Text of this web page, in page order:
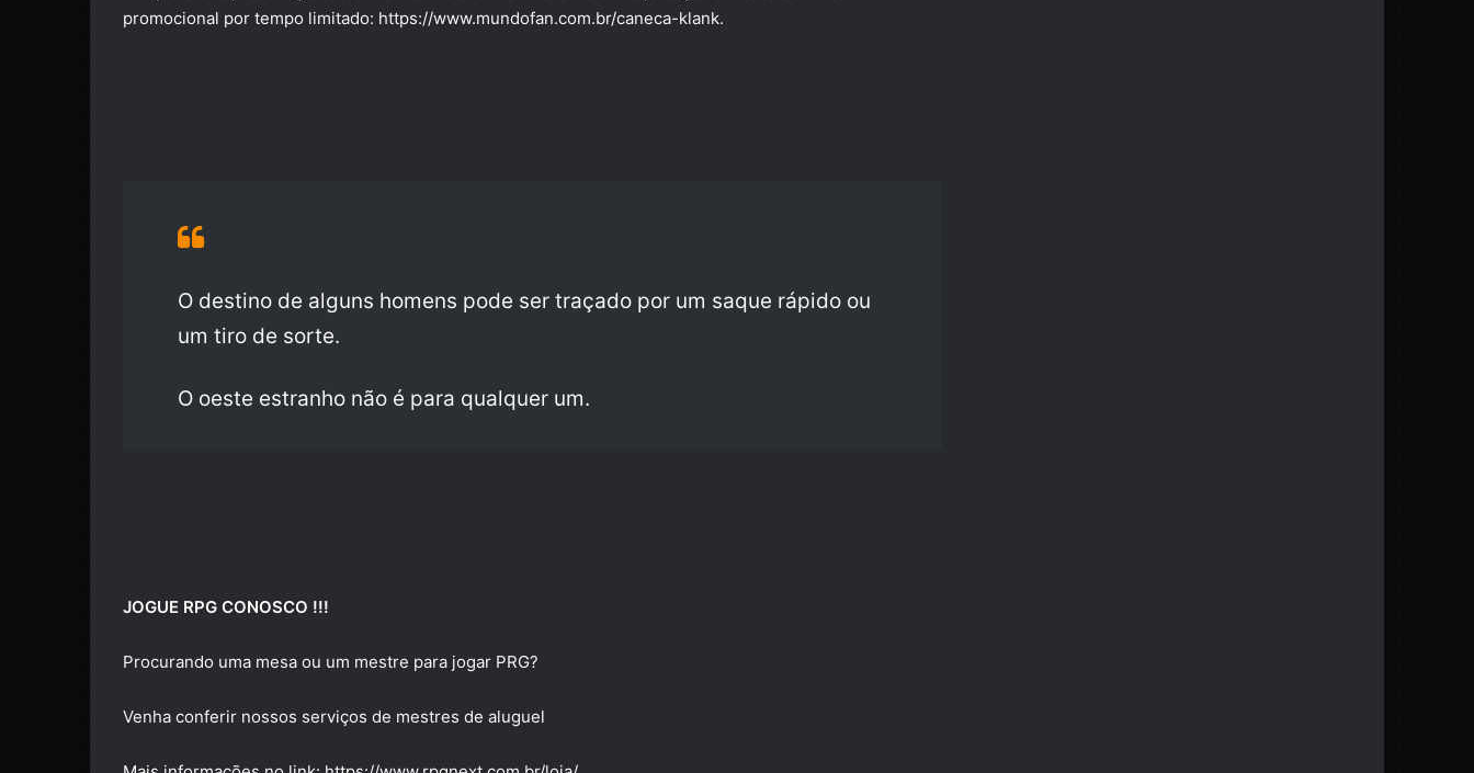
promocional por tempo limitado: https://www.mundofan.com.br/caneca-klank.
O destino de alguns homens pode ser traçado por um saque rápido ou
um tiro de sorte.
O oeste estranho não é para qualquer um.
JOGUE RPG CONOSCO !!!
Procurando uma mesa ou um mestre para jogar PRG?
Venha conferir nossos serviços de mestres de aluguel